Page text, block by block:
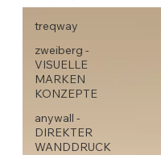
treqway
zweiberg -
VISUELLE
MARKEN
KONZEPTE
anywall -
DIREKTER
WANDDRUCK